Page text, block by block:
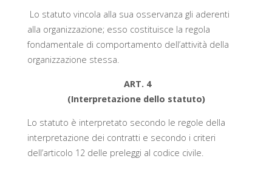
Lo statuto vincola alla sua osservanza gli aderenti
alla organizzazione; esso costituisce la regola
fondamentale di comportamento dell’attività della
organizzazione stessa.
ART. 4
(Interpretazione dello statuto)
Lo statuto è interpretato secondo le regole della
interpretazione dei contratti e secondo i criteri
dell’articolo 12 delle preleggi al codice civile.